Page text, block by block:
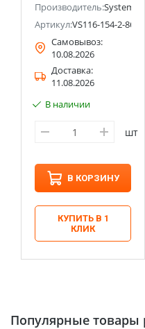
(ранее Schneider Electric)
Производитель:Systeme
Артикул:VS116-154-2-86
Самовывоз:
10.08.2026
Доставка:
11.08.2026
В наличии
шт
В КОРЗИНУ
КУПИТЬ В 1
КЛИК
Популярные товары